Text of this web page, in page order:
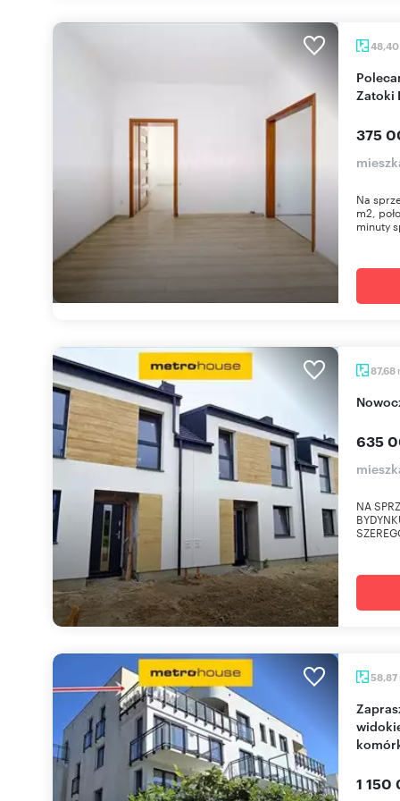
48,40
Polecam 2-pokojowe mieszkanie 48,4 m² przy
Zatoki
375
Na
m2,
minuty
87,68
635
NA
58,87
Zapraszam do obejrzenia apartamentu 59 m² z
1 150